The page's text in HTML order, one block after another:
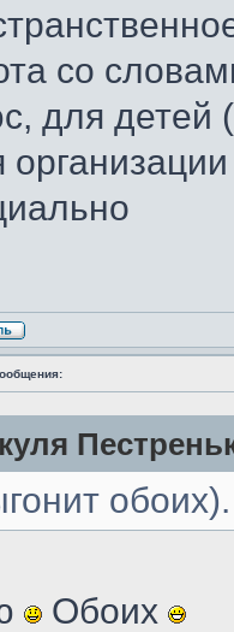
со
для детей
обоих).
Обоих